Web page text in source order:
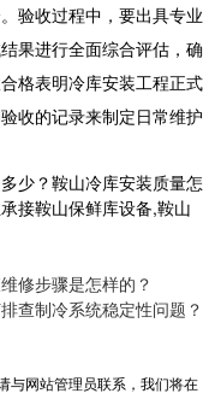
验收过程中，要出具专业
果进行全面综合评估，确
格表明冷库安装工程正式
收的记录来制定日常维护
少？鞍山冷库安装质量怎
接鞍山保鲜库设备,鞍山
修步骤是怎样的？
查制冷系统稳定性问题？
与网站管理员联系，我们将在